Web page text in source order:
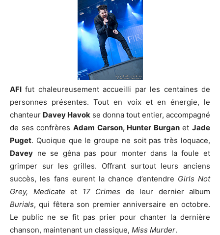
AFI fut chaleureusement accueilli par les centaines de
personnes présentes. Tout en voix et en énergie, le
chanteur Davey Havok se donna tout entier, accompagné
de ses confrères Adam Carson, Hunter Burganet Jade
Puget. Quoique que le groupe ne soit pas très loquace,
Davey ne se gêna pas pour monter dans la foule et
grimper sur les grilles. Offrant surtout leurs anciens
succès, les fans eurent la chance d’entendre Girls Not
Grey, Medicate et 17 Crimes de leur dernier album
Burials, qui fêtera son premier anniversaire en octobre.
Le public ne se fit pas prier pour chanter la dernière
chanson, maintenant un classique, Miss Murder.